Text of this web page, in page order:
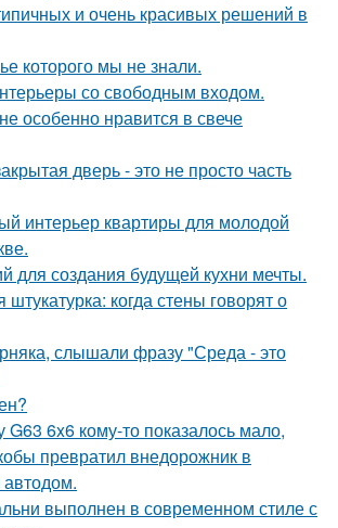
и очень красивых решений в
которого мы не знали.
со свободным входом.
особенно нравится в свече
дверь - это не просто часть
интерьер квартиры для молодой
для создания будущей кухни мечты.
когда стены говорят о
слышали фразу "Среда - это
G63 6x6 кому-то показалось мало,
превратил внедорожник в
выполнен в современном стиле с